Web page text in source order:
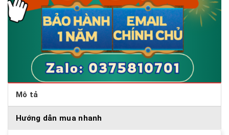
Mô tả
Hướng dẫn mua nhanh